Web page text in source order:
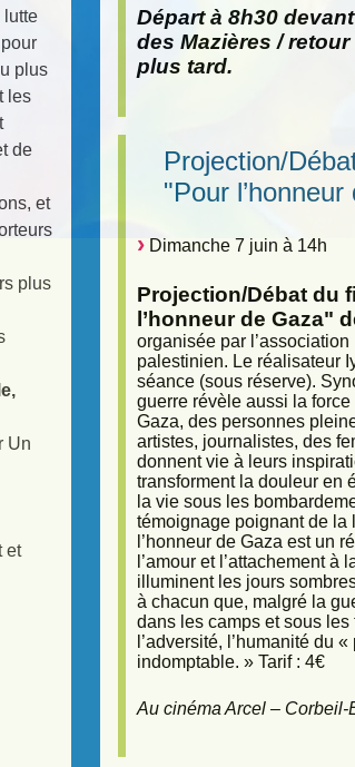
Départ à 8h30
des Mazières /
plus tard.
Projection/
"Pour
Dimanche 7 juin à 14h
Projection/Débat du
l’honneur de Gaza"
organisée par l’association
palestinien. Le réalisateur
séance (sous réserve).
guerre révèle aussi la
Gaza, des personnes
artistes, journalistes, des
donnent vie à leurs
transforment la douleur en
la vie sous les
témoignage poignant de la
l’honneur de Gaza est un
l’amour et l’attachement
illuminent les jours
à chacun que, malgré la
dans les camps et sous
l’adversité, l’humanité du
indomptable. » Tarif : 4€
Au cinéma Arcel – Corbeil-
lutte
plus
les
de
et
plus
Un
et